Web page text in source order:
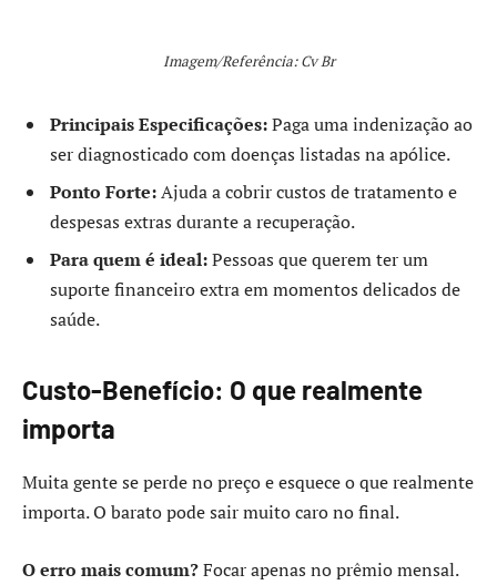
Imagem/Referência: Cv Br
Principais Especificações:Paga uma indenização ao
ser diagnosticado com doenças listadas na apólice.
Ponto Forte:Ajuda a cobrir custos de tratamento e
despesas extras durante a recuperação.
Para quem é ideal:Pessoas que querem ter um
suporte financeiro extra em momentos delicados de
saúde.
Custo-Benefício: O que realmente
importa
Muita gente se perde no preço e esquece o que realmente
importa. O barato pode sair muito caro no final.
O erro mais comum?Focar apenas no prêmio mensal.